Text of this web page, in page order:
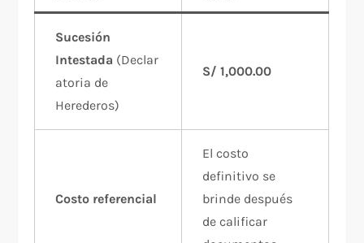
Sucesión
Intestada (Declar
atoria de
Herederos)
S/ 1,000.00
Costo referencial
El costo
definitivo se
brinde después
de calificar